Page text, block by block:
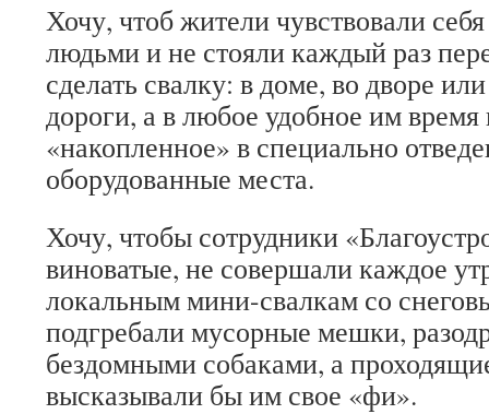
Хочу, чтоб жители чувствовали
людьми и не стояли каждый раз
сделать свалку: в доме, во дворе
дороги, а в любое удобное им время
«накопленное» в специально
оборудованные места.
Хочу, чтобы сотрудники
виноватые, не совершали каждое
локальным мини-свалкам со
подгребали мусорные мешки,
бездомными собаками, а
высказывали бы им свое «фи».